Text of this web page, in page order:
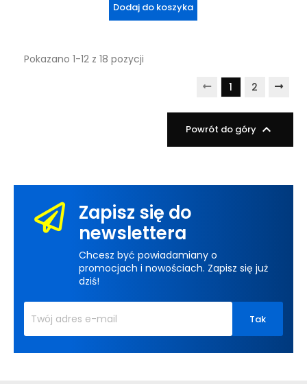
Dodaj do koszyka
Pokazano 1-12 z 18 pozycji
1 2
Powrót do góry 
Zapisz się do
newslettera
Chcesz być powiadamiany o
promocjach i nowościach. Zapisz się już
dziś!